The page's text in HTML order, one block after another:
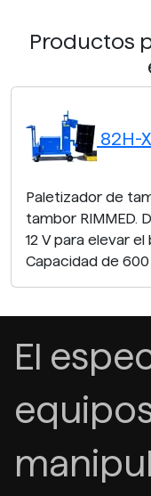
Productos
82H-
Paletizador de
tambor RIMMED.
12 V para elevar el
Capacidad de 600
El